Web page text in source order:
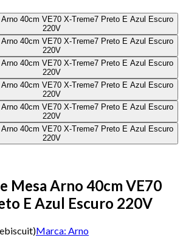
Mesa Arno 40cm VE70
E Azul Escuro 220V
)Marca: Arno